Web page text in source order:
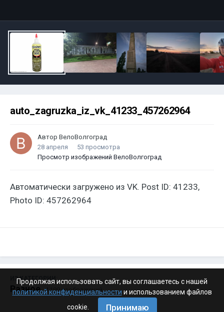
auto_zagruzka_iz_vk_41233_457262964
Автор ВелоВолгоград
28 апреля
53 просмотра
Просмотр изображений ВелоВолгоград
Автоматически загружено из VK. Post ID: 41233,
Photo ID: 457262964
ИЗ КАТЕГОРИИ:
Разное · 4 199 изображений
Продолжая использовать сайт, вы соглашаетесь с нашей
политикой конфиденциальности и использованием файлов
cookie.
Принимаю